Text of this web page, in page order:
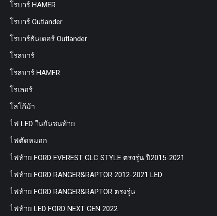
โรบาร์ HAMER
โรบาร์ Outlander
โรบาร์ธันเดอร์ Outlander
โรลบาร์
โรลบาร์ HAMER
โรเลอร์
โลโก้ม้า
ไฟ LED ในกันชนท้าย
ไฟตัดหมอก
ไฟท้าย FORD EVEREST GLC STYLE ตรงรุ่น ปี2015-2021
ไฟท้าย FORD RANGER&RAPTOR 2012-2021 LED
ไฟท้าย FORD RANGER&RAPTOR ตรงรุ่น
ไฟท้าย LED FORD NEXT GEN 2022